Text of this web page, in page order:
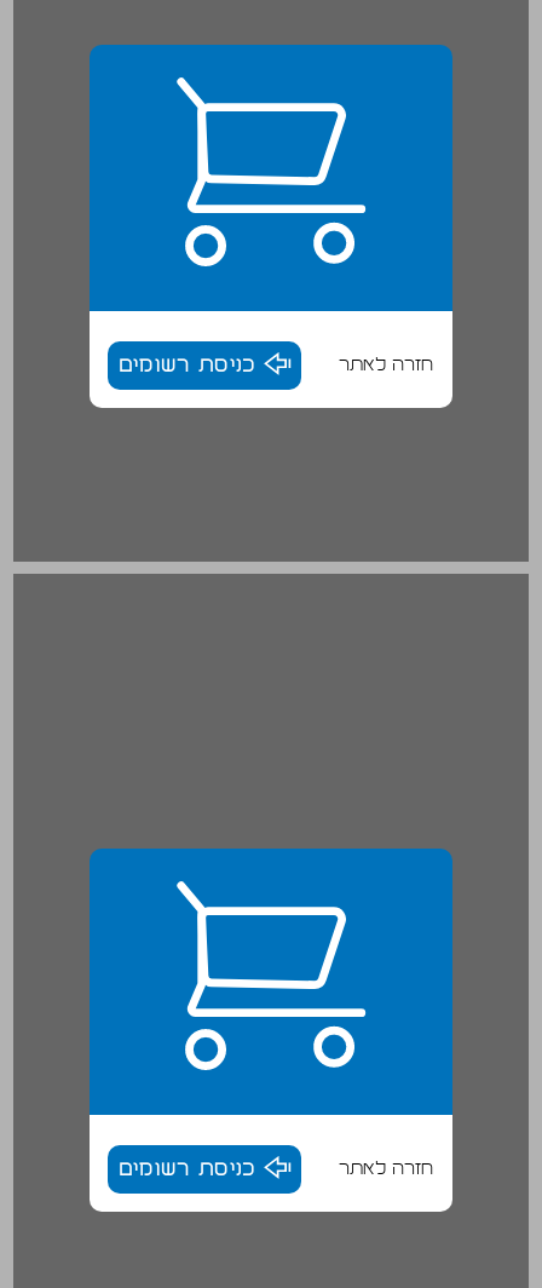
חזרה לאתר כניסת רשומים
חזרה לאתר כניסת רשומים